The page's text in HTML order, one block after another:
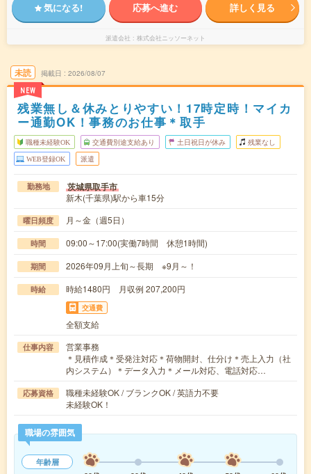
気になる! 応募へ進む 詳しく見る
派遣会社 株式会社ニッソーネット
未読
NEW
掲載日 2026/08/07
残業無し＆休みとりやすい！17時定時！マイカ
ー通勤OK！事務のお仕事＊取手
職種未経験OK 交通費別途支給あり 土日祝日が休み 残業なし
WEB登録OK 派遣
勤務地 茨城県取手市
新木(千葉県)駅から車15分
曜日頻度 月～金（週5日）
時間 09:00～17:00(実働7時間 休憩1時間)
期間 2026年09月上旬～長期 ※9月～！
時給 時給1480円 月収例 207,200円
交通費
全額支給
仕事内容
営業事務
＊見積作成＊受発注対応＊荷物開封、仕分け＊売上入力（社
内システム）＊データ入力＊メール対応、電話対応…
応募資格
職種未経験OK / ブランクOK / 英語力不要
未経験OK！
職場の雰囲気
年齢層